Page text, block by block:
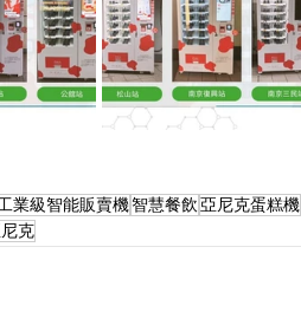
業級智能販賣機智慧餐飲亞尼克蛋糕機
克